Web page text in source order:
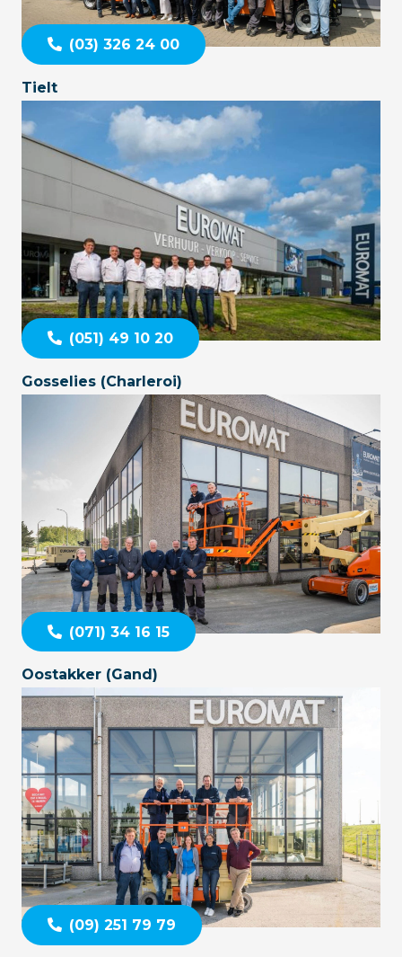
(03) 326 24 00
Tielt
(051) 49 10 20
Gosselies (Charleroi)
(071) 34 16 15
Oostakker (Gand)
(09) 251 79 79